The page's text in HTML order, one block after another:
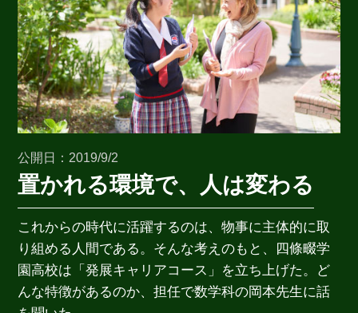
最近見た学校
ブックマークした学校
ブックマークした学校はありません
公開日：2019/9/2
置かれる環境で、人は変わる
これからの時代に活躍するのは、物事に主体的に取
り組める人間である。そんな考えのもと、四條畷学
園高校は「発展キャリアコース」を立ち上げた。ど
んな特徴があるのか、担任で数学科の岡本先生に話